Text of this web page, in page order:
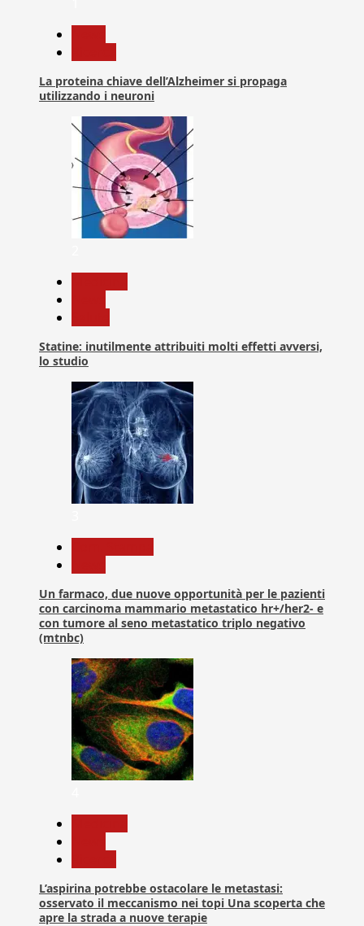
La proteina chiave dell’Alzheimer si propaga
utilizzando i neuroni
Statine: inutilmente attribuiti molti effetti avversi,
lo studio
Un farmaco, due nuove opportunità per le pazienti
con carcinoma mammario metastatico hr+/her2- e
con tumore al seno metastatico triplo negativo
(mtnbc)
L’aspirina potrebbe ostacolare le metastasi:
osservato il meccanismo nei topi Una scoperta che
apre la strada a nuove terapie